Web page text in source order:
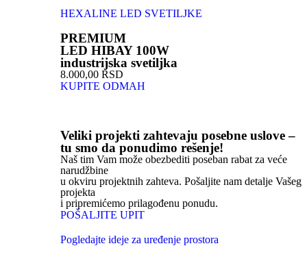
HEXALINE LED SVETILJKE
PREMIUM
LED HIBAY 100W
industrijska svetiljka
8.000,00 RSD
KUPITE ODMAH
Veliki projekti zahtevaju posebne uslove –
tu smo da ponudimo rešenje!
Naš tim Vam može obezbediti poseban rabat za veće
narudžbine
u okviru projektnih zahteva. Pošaljite nam detalje Vašeg
projekta
i pripremićemo prilagođenu ponudu.
POŠALJITE UPIT
Pogledajte ideje za uređenje prostora